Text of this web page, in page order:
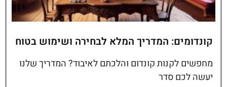
קונדומים: המדריך המלא לבחירה ושימוש בטוח
מחפשים לקנות קונדום והלכתם לאיבוד? המדריך שלנו
יעשה לכם סדר